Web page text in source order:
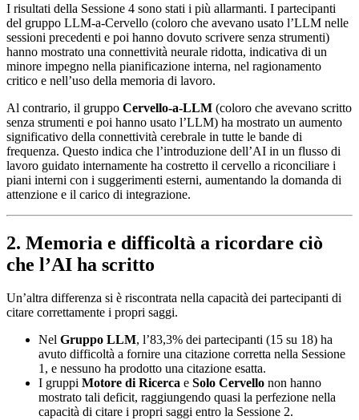
I risultati della Sessione 4 sono stati i più allarmanti. I partecipanti
del gruppo LLM-a-Cervello (coloro che avevano usato l’LLM nelle
sessioni precedenti e poi hanno dovuto scrivere senza strumenti)
hanno mostrato una connettività neurale ridotta, indicativa di un
minore impegno nella pianificazione interna, nel ragionamento
critico e nell’uso della memoria di lavoro.
Al contrario, il gruppo Cervello-a-LLM (coloro che avevano scritto
senza strumenti e poi hanno usato l’LLM) ha mostrato un aumento
significativo della connettività cerebrale in tutte le bande di
frequenza. Questo indica che l’introduzione dell’AI in un flusso di
lavoro guidato internamente ha costretto il cervello a riconciliare i
piani interni con i suggerimenti esterni, aumentando la domanda di
attenzione e il carico di integrazione.
2. Memoria e difficoltà a ricordare ciò
che l’AI ha scritto
Un’altra differenza si è riscontrata nella capacità dei partecipanti di
citare correttamente i propri saggi.
Nel Gruppo LLM, l’83,3% dei partecipanti (15 su 18) ha
avuto difficoltà a fornire una citazione corretta nella Sessione
1, e nessuno ha prodotto una citazione esatta.
I gruppi Motore di Ricerca e Solo Cervello non hanno
mostrato tali deficit, raggiungendo quasi la perfezione nella
capacità di citare i propri saggi entro la Sessione 2.